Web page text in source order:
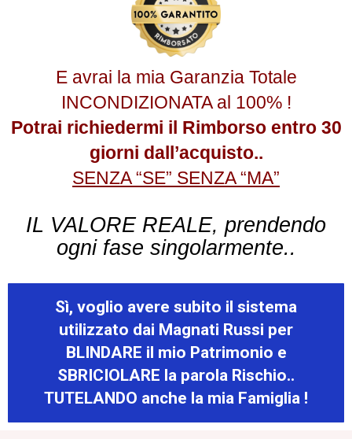
E avrai la mia Garanzia Totale
INCONDIZIONATA al 100% !
Potrai richiedermi il Rimborso entro 30
giorni dall’acquisto..
SENZA “SE” SENZA “MA”
IL VALORE REALE, prendendo
ogni fase singolarmente..
Sì, voglio avere subito il sistema
utilizzato dai Magnati Russi per
BLINDARE il mio Patrimonio e
SBRICIOLARE la parola Rischio..
TUTELANDO anche la mia Famiglia !